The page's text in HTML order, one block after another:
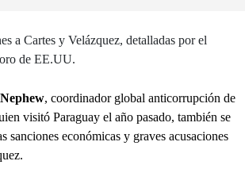
a Cartes y Velázquez, detalladas por el
de EE.UU.
, coordinador global anticorrupción de
visitó Paraguay el año pasado, también se
sanciones económicas y graves acusaciones